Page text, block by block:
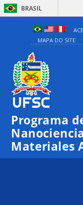
BRASIL
MAPA DO SITE
Programa
Materiales